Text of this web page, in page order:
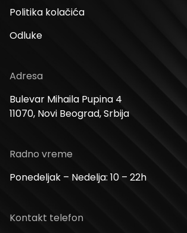
Politika kolačića
Odluke
Adresa
Bulevar Mihaila Pupina 4
11070, Novi Beograd, Srbija
Radno vreme
Ponedeljak – Nedelja: 10 – 22h
Kontakt telefon